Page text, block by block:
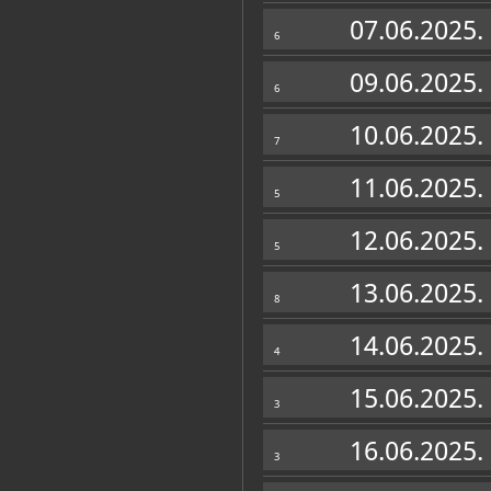
6 07.06.2025.
6 09.06.2025.
7 10.06.2025.
5 11.06.2025.
5 12.06.2025.
8 13.06.2025.
4 14.06.2025.
3 15.06.2025.
3 16.06.2025.